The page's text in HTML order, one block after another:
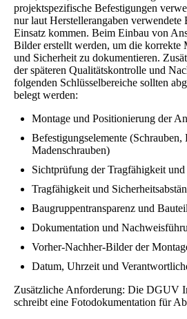
projektspezifische Befestigungen
nur laut Herstellerangaben verwendete
Einsatz kommen. Beim Einbau von
Bilder erstellt werden, um die korrekte
und Sicherheit zu dokumentieren.
der späteren Qualitätskontrolle und
folgenden Schlüsselbereiche sollten
belegt werden:
Montage und Positionierung der
Befestigungselemente (Schrauben,
Madenschrauben)
Sichtprüfung der Tragfähigkeit und
Tragfähigkeit und
Baugruppentransparenz und
Dokumentation und
Vorher-Nachher-Bilder der
Datum, Uhrzeit und
Zusätzliche Anforderung: Die DGUV
schreibt eine Fotodokumentation für